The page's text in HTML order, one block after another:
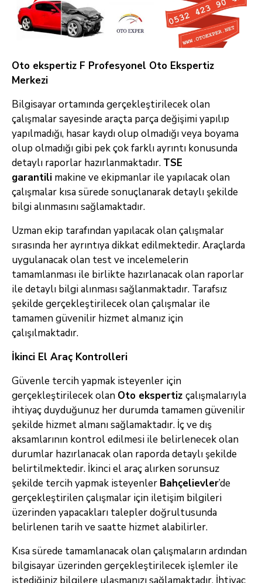
Oto ekspertiz F Profesyonel Oto Ekspertiz
Merkezi
Bilgisayar ortamında gerçekleştirilecek olan
çalışmalar sayesinde araçta parça değişimi yapılıp
yapılmadığı, hasar kaydı olup olmadığı veya boyama
olup olmadığı gibi pek çok farklı ayrıntı konusunda
detaylı raporlar hazırlanmaktadır. TSE
garantili makine ve ekipmanlar ile yapılacak olan
çalışmalar kısa sürede sonuçlanarak detaylı şekilde
bilgi alınmasını sağlamaktadır.
Uzman ekip tarafından yapılacak olan çalışmalar
sırasında her ayrıntıya dikkat edilmektedir. Araçlarda
uygulanacak olan test ve incelemelerin
tamamlanması ile birlikte hazırlanacak olan raporlar
ile detaylı bilgi alınması sağlanmaktadır. Tarafsız
şekilde gerçekleştirilecek olan çalışmalar ile
tamamen güvenilir hizmet almanız için
çalışılmaktadır.
İkinci El Araç Kontrolleri
Güvenle tercih yapmak isteyenler için
gerçekleştirilecek olan Oto ekspertiz çalışmalarıyla
ihtiyaç duyduğunuz her durumda tamamen güvenilir
şekilde hizmet almanı sağlamaktadır. İç ve dış
aksamlarının kontrol edilmesi ile belirlenecek olan
durumlar hazırlanacak olan raporda detaylı şekilde
belirtilmektedir. İkinci el araç alırken sorunsuz
şekilde tercih yapmak isteyenler Bahçelievler’de
gerçekleştirilen çalışmalar için iletişim bilgileri
üzerinden yapacakları talepler doğrultusunda
belirlenen tarih ve saatte hizmet alabilirler.
Kısa sürede tamamlanacak olan çalışmaların ardından
bilgisayar üzerinden gerçekleştirilecek işlemler ile
istediğiniz bilgilere ulaşmanızı sağlamaktadır. İhtiyaç